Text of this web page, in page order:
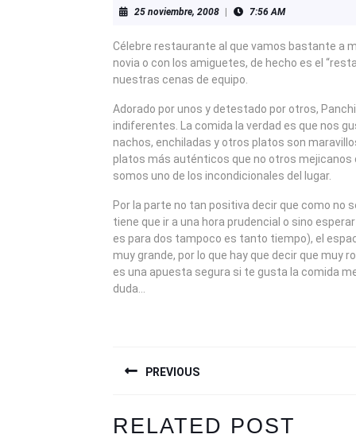
25 noviembre, 200825
2008
7:56 AM
Célebre restaurante al que vamos bastante a
novia o con los amiguetes, de hecho es el
nuestras cenas de equipo.
Adorado por unos y detestado por otros,
indiferentes. La comida la verdad es que nos
nachos, enchiladas y otros platos son
platos más auténticos que no otros mejicanos
somos uno de los incondicionales del lugar.
Por la parte no tan positiva decir que como no
tiene que ir a una hora prudencial o sino
es para dos tampoco es tanto tiempo), el
muy grande, por lo que hay que decir que muy
es una apuesta segura si te gusta la comida
duda…
DE
ENTRADAS
PREVIOUS
post:
RELATED POST